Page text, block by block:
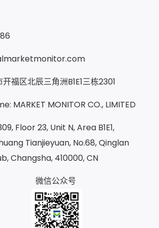
福区北辰三角洲B1E1三栋2301
MARKET MONITOR CO., LIMITED
Floor 23, Unit N, Area B1E1,
Tianjieyuan, No.68, Qinglan
Changsha, 410000, CN
微信公众号